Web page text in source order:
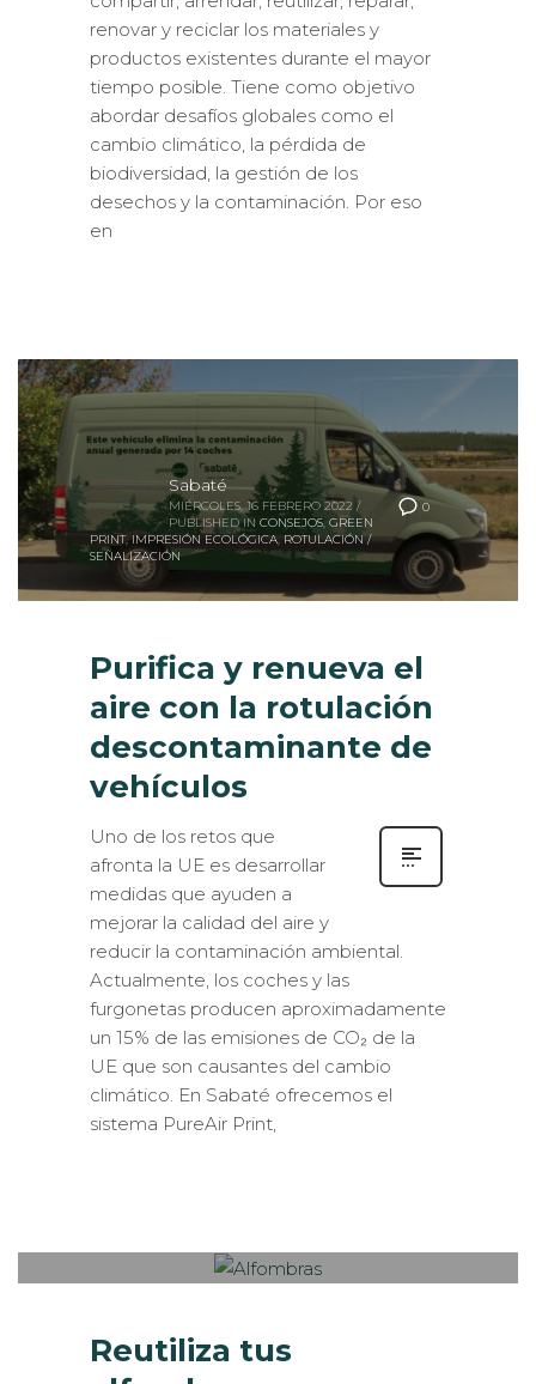
renovar y reciclar los materiales y
productos existentes durante el mayor
tiempo posible. Tiene como objetivo
abordar desafíos globales como el
cambio climático, la pérdida de
biodiversidad, la gestión de los
desechos y la contaminación. Por eso
en
0
Sabaté
MIÉRCOLES, 16 FEBRERO 2022 /
PUBLISHED IN CONSEJOS,GREEN
PRINT
IMPRESIÓN ECOLÓGICA,ROTULACIÓN /
SEÑALIZACIÓN
Purifica y renueva el
aire con la rotulación
descontaminante de
vehículos
afronta la UE es desarrollar
medidas que ayuden a
mejorar la calidad del aire y
reducir la contaminación ambiental.
Actualmente, los coches y las
furgonetas producen aproximadamente
un 15% de las emisiones de CO₂ de la
UE que son causantes del cambio
climático. En Sabaté ofrecemos el
sistema PureAir Print,
Reutiliza tus
alfombras